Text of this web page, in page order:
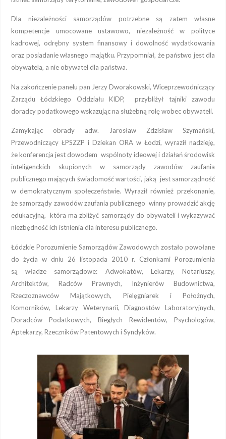
Dla niezależności samorządów potrzebne są zatem własne
kompetencje umocowane ustawowo, niezależność w polityce
kadrowej, odrębny system finansowy i dowolność wydatkowania
oraz posiadanie własnego majątku. Przypomniał, że państwo jest dla
obywatela, a nie obywatel dla państwa.
Na zakończenie panelu pan Jerzy Dworakowski, Wiceprzewodniczący
Zarządu Łódzkiego Oddziału KIDP, przybliżył tajniki zawodu
doradcy podatkowego wskazując na służebną rolę wobec obywateli.
Zamykając obrady adw. Jarosław Zdzisław Szymański,
Przewodniczący ŁPSZZP i Dziekan ORA w Łodzi, wyraził nadzieję,
że konferencja jest dowodem wspólnoty ideowej i działań środowisk
inteligenckich skupionych w samorządy zawodów zaufania
publicznego mających świadomość wartości, jaką jest samorządność
w demokratycznym społeczeństwie. Wyraził również przekonanie,
że samorządy zawodów zaufania publicznego winny prowadzić akcję
edukacyjną, która ma zbliżyć samorządy do obywateli i wykazywać
niezbędność ich istnienia dla interesu publicznego.
Łódzkie Porozumienie Samorządów Zawodowych zostało powołane
do życia w dniu 26 listopada 2010 r. Członkami Porozumienia
są władze samorządowe: Adwokatów, Lekarzy, Notariuszy,
Architektów, Radców Prawnych, Inżynierów Budownictwa,
Rzeczoznawców Majątkowych, Pielęgniarek i Położnych,
Komorników, Lekarzy Weterynarii, Diagnostów Laboratoryjnych,
Doradców Podatkowych, Biegłych Rewidentów, Psychologów,
Aptekarzy, Rzeczników Patentowych i Syndyków.